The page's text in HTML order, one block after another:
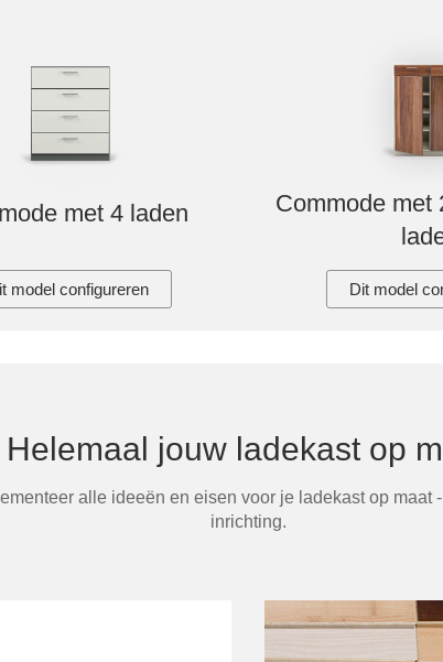
met 4 laden
model configureren
Commode met
Dit model
Helemaal jouw ladekast op
alle ideeën en eisen voor je ladekast op maat
inrichting.